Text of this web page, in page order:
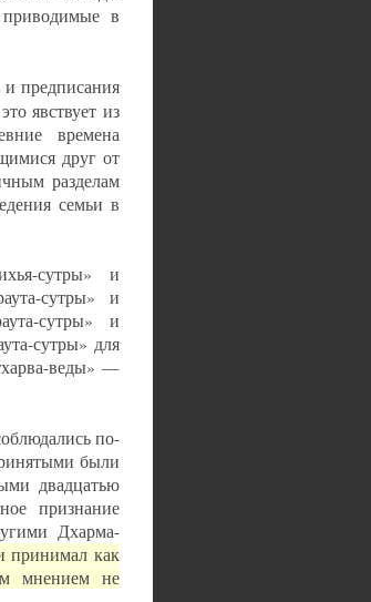
в
предписания
явствует из
времена
друг от
разделам
семьи в
сутры» и
сутры» и
сутры» и
сутры» для
веды» —
по-
были
двадцатью
признание
Дхарма-
принимал как
мнением не